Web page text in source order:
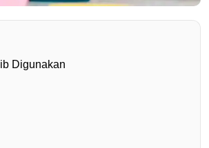
Digunakan